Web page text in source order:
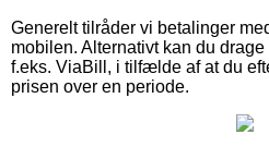
Generelt tilråder vi betalinger
mobilen. Alternativt kan du
f.eks. ViaBill, i tilfælde af at du
prisen over en periode.